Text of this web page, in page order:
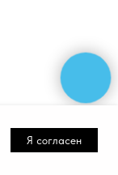
Я согласен